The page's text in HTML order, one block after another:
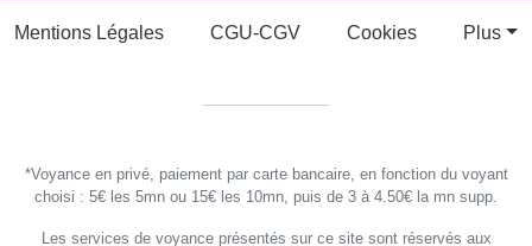
Mentions Légales CGU-CGV Cookies Plus
*Voyance en privé, paiement par carte bancaire, en fonction du voyant
choisi : 5€ les 5mn ou 15€ les 10mn, puis de 3 à 4.50€ la mn supp.
Les services de voyance présentés sur ce site sont réservés aux